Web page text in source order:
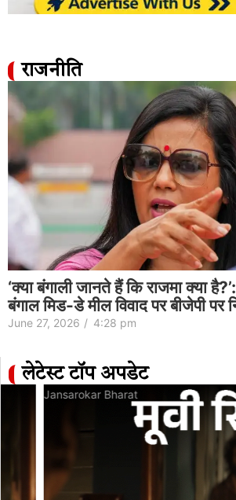
राजनीति
‘क्या बंगाली जानते हैं कि राजमा क्या
बंगाल मिड-डे मील विवाद पर बीजेपी पर
June 27, 2026 / 4:28 pm
लेटेस्ट टॉप अपडेट
Jansarokar Bharat